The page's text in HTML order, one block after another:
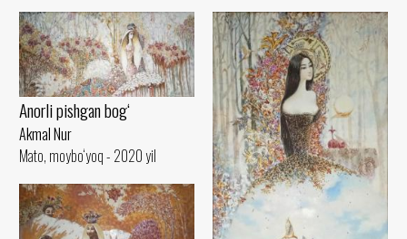
Anorli pishgan bog‘
Akmal Nur
Mato, moybo‘yoq - 2020 yil